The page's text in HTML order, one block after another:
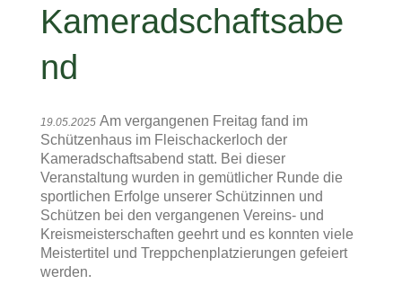
Kameradschaftsabe
nd
19.05.2025 Am vergangenen Freitag fand im
Schützenhaus im Fleischackerloch der
Kameradschaftsabend statt. Bei dieser
Veranstaltung wurden in gemütlicher Runde die
sportlichen Erfolge unserer Schützinnen und
Schützen bei den vergangenen Vereins- und
Kreismeisterschaften geehrt und es konnten viele
Meistertitel und Treppchenplatzierungen gefeiert
werden.